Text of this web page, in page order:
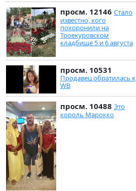
просм. 12146 Стало
известно, кого
похоронили на
Троекуровском
кладбище 5 и 6 августа
просм. 10531
Продавец обратилась к
WB
просм. 10488 Это
король Марокко